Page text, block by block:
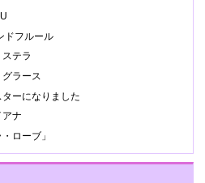
ドフルール
テラ
ラース
ーになりました
ナ
ローブ」